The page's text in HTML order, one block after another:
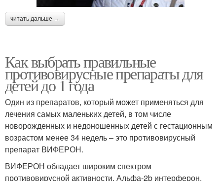
читать дальше →
Как выбрать правильные
противовирусные препараты для
детей до 1 года
Один из препаратов, который может применяться для
лечения самых маленьких детей, в том числе
новорожденных и недоношенных детей с гестационным
возрастом менее 34 недель – это противовирусный
препарат ВИФЕРОН.
ВИФЕРОН обладает широким спектром
противовирусной активности. Альфа-2b интерферон,